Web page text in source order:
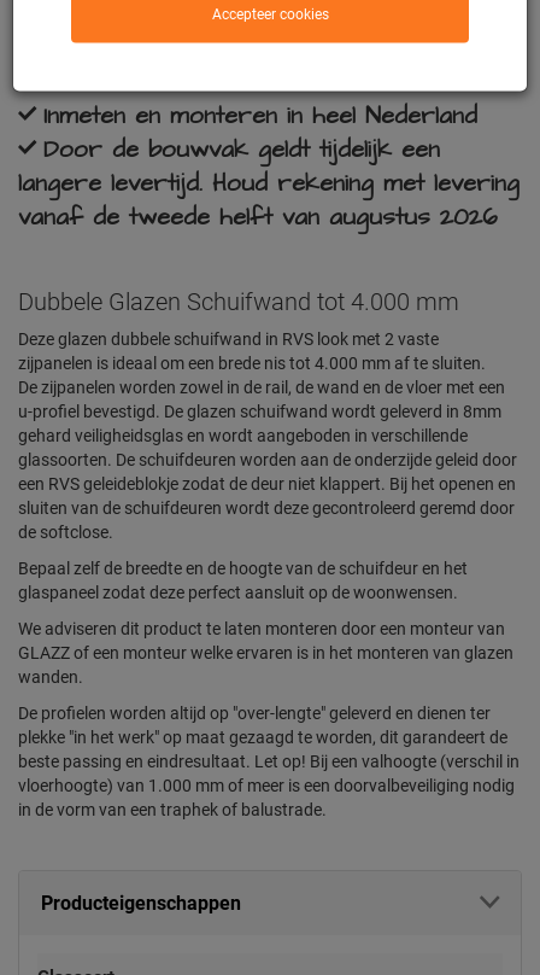
De enige webshop met eigen fabriek in
NL
Inmeten en monteren in heel Nederland
Door de bouwvak geldt tijdelijk een
langere levertijd. Houd rekening met levering
vanaf de tweede helft van augustus 2026
Dubbele Glazen Schuifwand tot 4.000 mm
Deze glazen dubbele schuifwand in RVS look met 2 vaste
zijpanelen is ideaal om een brede nis tot 4.000 mm af te sluiten.
Dezijpanelen worden zowel in de rail, de wand en de vloer met een
u-profiel bevestigd. De glazen schuifwand wordt geleverd in 8mm
gehard veiligheidsglas en wordt aangeboden in verschillende
glassoorten. De schuifdeuren worden aan de onderzijde geleid door
een RVS geleideblokje zodat de deur niet klappert. Bij het openen en
sluiten van de schuifdeuren wordt deze gecontroleerd geremd door
de softclose.
Bepaal zelf de breedte en de hoogte van de schuifdeur en het
glaspaneel zodat deze perfect aansluit op de woonwensen.
We adviseren dit product te laten monteren door een monteur van
GLAZZ of een monteur welke ervaren is in het monteren van glazen
wanden.
De profielen worden altijd op "over-lengte" geleverd en dienen ter
plekke "in het werk" op maat gezaagd te worden, dit garandeert de
beste passing en eindresultaat. Let op! Bij een valhoogte (verschil in
vloerhoogte) van 1.000 mm of meer is een doorvalbeveiliging nodig
in de vorm van een traphek of balustrade.
Producteigenschappen
Accepteer cookies